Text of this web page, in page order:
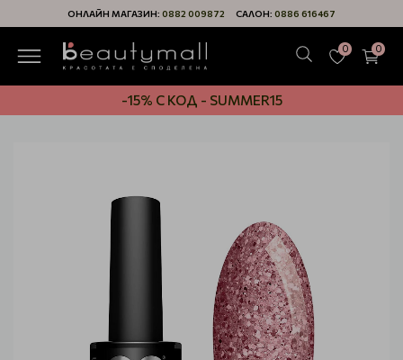
ОНЛАЙН МАГАЗИН: 0882 009872 САЛОН: 0886 616467
0 0
-15% С КОД - SUMMER15